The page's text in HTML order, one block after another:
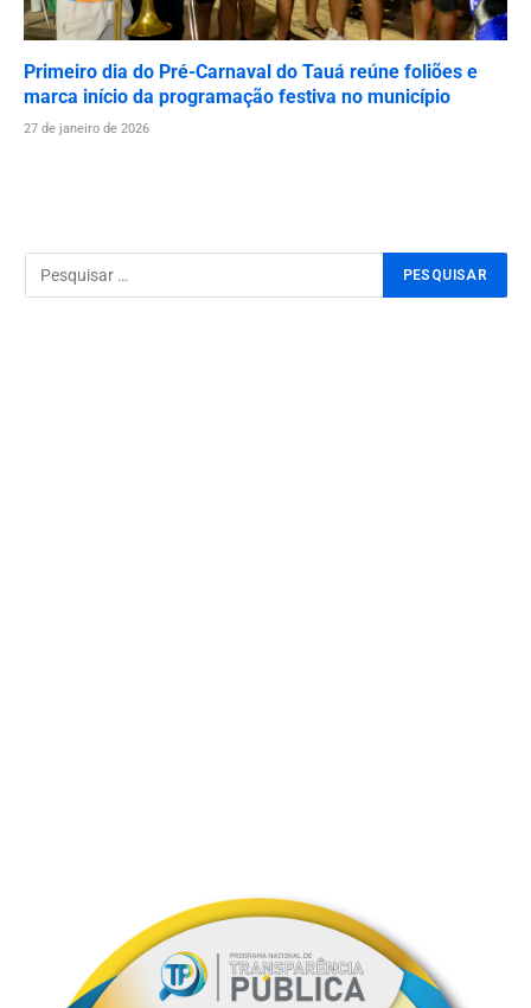
Primeiro dia do Pré-Carnaval do Tauá reúne foliões e
marca início da programação festiva no município
27 de janeiro de 2026